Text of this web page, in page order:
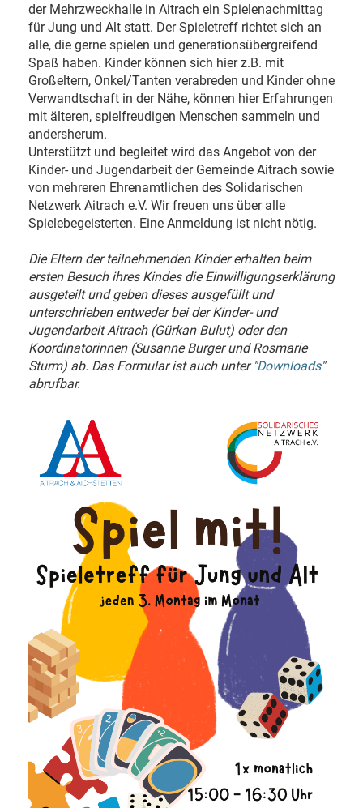
der Mehrzweckhalle in Aitrach ein Spielenachmittag
für Jung und Alt statt. Der Spieletreff richtet sich an
alle, die gerne spielen und generationsübergreifend
Spaß haben. Kinder können sich hier z.B. mit
Großeltern, Onkel/Tanten verabreden und Kinder ohne
Verwandtschaft in der Nähe, können hier Erfahrungen
mit älteren, spielfreudigen Menschen sammeln und
andersherum.
Unterstützt und begleitet wird das Angebot von der
Kinder- und Jugendarbeit der Gemeinde Aitrach sowie
von mehreren Ehrenamtlichen des Solidarischen
Netzwerk Aitrach e.V. Wir freuen uns über alle
Spielebegeisterten. Eine Anmeldung ist nicht nötig.
Die Eltern der teilnehmenden Kinder erhalten beim
ersten Besuch ihres Kindes die Einwilligungserklärung
ausgeteilt und geben dieses ausgefüllt und
unterschrieben entweder bei der Kinder- und
Jugendarbeit Aitrach (Gürkan Bulut) oder den
Koordinatorinnen (Susanne Burger und Rosmarie
Sturm) ab. Das Formular ist auch unter "Downloads"
abrufbar.